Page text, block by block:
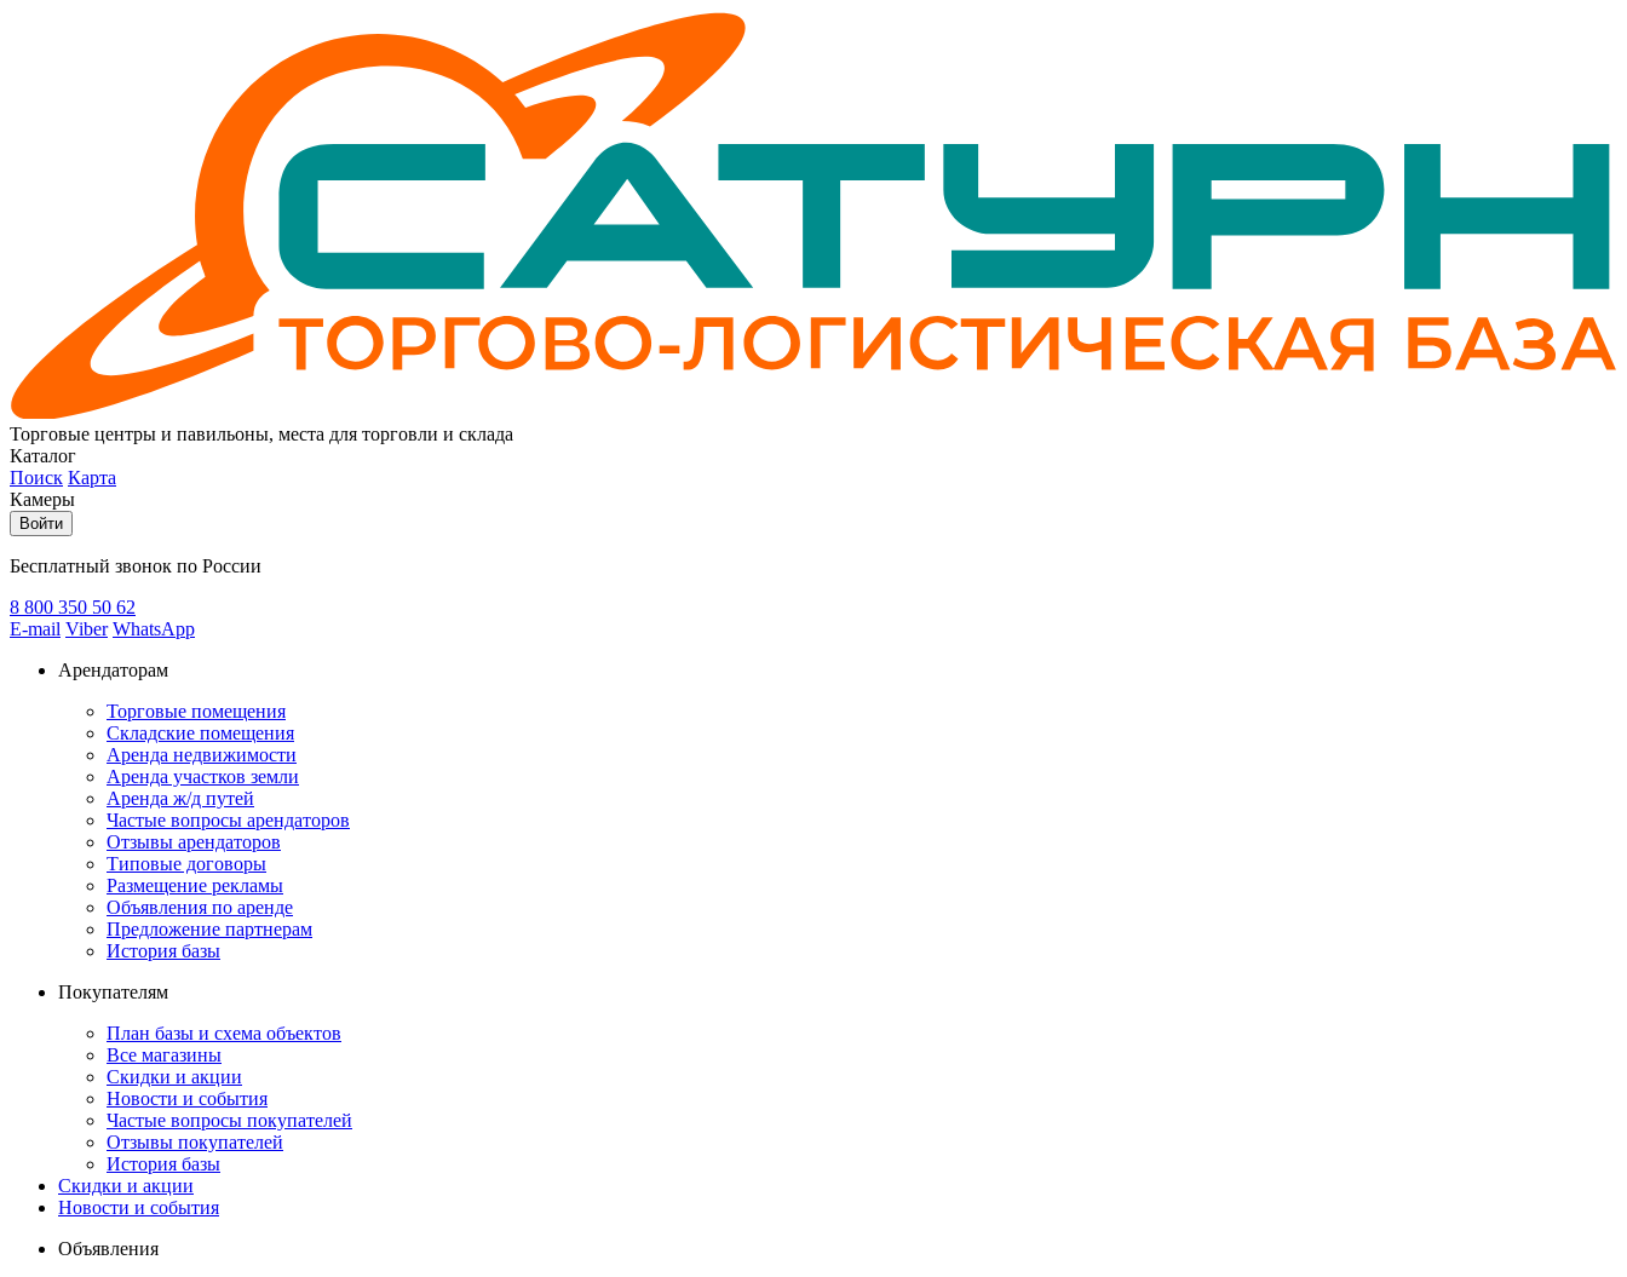
Торговые центры и павильоны, места для торговли и склада
Каталог
Поиск Карта
Камеры
Войти
Бесплатный звонок по России
8 800 350 50 62
E-mail Viber WhatsApp
Арендаторам
Торговые помещения
Складские помещения
Аренда недвижимости
Аренда участков земли
Аренда ж/д путей
Частые вопросы арендаторов
Отзывы арендаторов
Типовые договоры
Размещение рекламы
Объявления по аренде
Предложение партнерам
История базы
Покупателям
План базы и схема объектов
Все магазины
Скидки и акции
Новости и события
Частые вопросы покупателей
Отзывы покупателей
История базы
Скидки и акции
Новости и события
Объявления